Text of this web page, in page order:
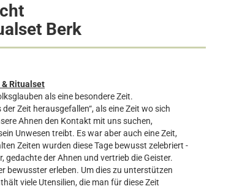
Berk
& Ritualset
als eine besondere Zeit.
Zeit herausgefallen“, als eine Zeit wo sich
Ahnen den Kontakt mit uns suchen,
Unwesen treibt. Es war aber auch eine Zeit,
Zeiten wurden diese Tage bewusst zelebriert -
der Ahnen und vertrieb die Geister.
bewusster erleben. Um dies zu unterstützen
viele Utensilien, die man für diese Zeit